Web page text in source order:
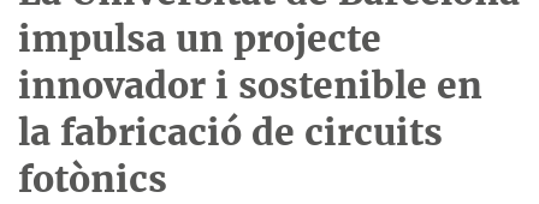
impulsa un projecte
innovador i sostenible en
la fabricació de circuits
fotònics